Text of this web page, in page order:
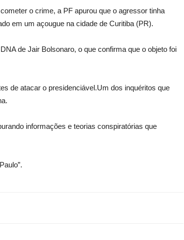
o crime, a PF apurou que o agressor tinha
em um açougue na cidade de Curitiba (PR).
de Jair Bolsonaro, o que confirma que o objeto foi
de atacar o presidenciável.Um dos inquéritos que
informações e teorias conspiratórias que